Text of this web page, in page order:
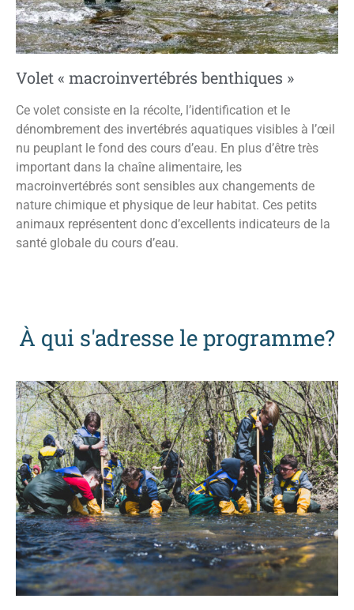
Volet « macroinvertébrés benthiques »
Ce volet consiste en la récolte, l’identification et le
dénombrement des invertébrés aquatiques visibles à l’œil
nu peuplant le fond des cours d’eau. En plus d’être très
important dans la chaîne alimentaire, les
macroinvertébrés sont sensibles aux changements de
nature chimique et physique de leur habitat. Ces petits
animaux représentent donc d’excellents indicateurs de la
santé globale du cours d’eau.
À qui s'adresse le programme?